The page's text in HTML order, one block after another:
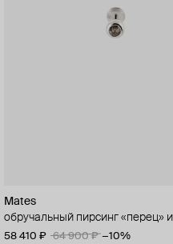
Mates
обручальный пирсинг «перец»
58 410 ₽ 64 900 ₽ −10%